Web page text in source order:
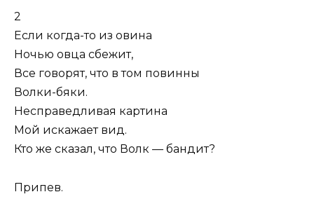
2
Если когда-то из овина
Ночью овца сбежит,
Все говорят, что в том повинны
Волки-бяки.
Несправедливая картина
Мой искажает вид.
Кто же сказал, что Волк — бандит?
Припев.